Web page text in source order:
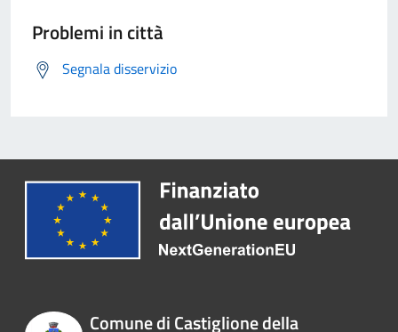
Problemi in città
Segnala disservizio
Comune di Castiglione della